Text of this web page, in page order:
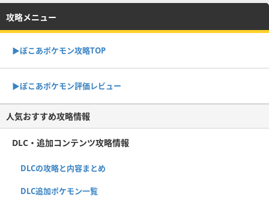
攻略メニュー
▶︎ぽこあポケモン攻略TOP
▶︎ぽこあポケモン評価レビュー
人気おすすめ攻略情報
DLC・追加コンテンツ攻略情報
DLCの攻略と内容まとめ
DLC追加ポケモン一覧